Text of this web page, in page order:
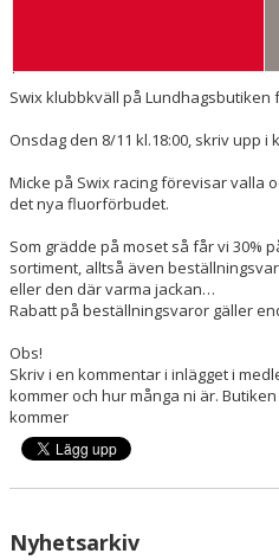
Swix klubbkväll på Lundhagsbutiken
Onsdag den 8/11 kl.18:00, skriv upp i
Micke på Swix racing förevisar valla
det nya fluorförbudet.
Som grädde på moset så får vi 30%
sortiment, alltså även
eller den där varma jackan…
Rabatt på beställningsvaror gäller
Obs!
Skriv i en kommentar i inlägget i
kommer och hur många ni är.
kommer
Nyhetsarkiv